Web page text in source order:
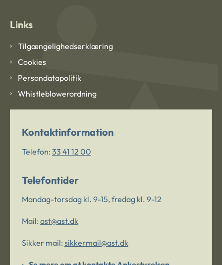
Links
Tilgængelighedserklæring
Cookies
Persondatapolitik
Whistleblowerordning
Kontaktinformation
Telefon: 33 41 12 00
Telefontider
Mandag-torsdag kl. 9-15, fredag kl. 9-12
Mail: ast@ast.dk
Sikker mail: sikkermail@ast.dk